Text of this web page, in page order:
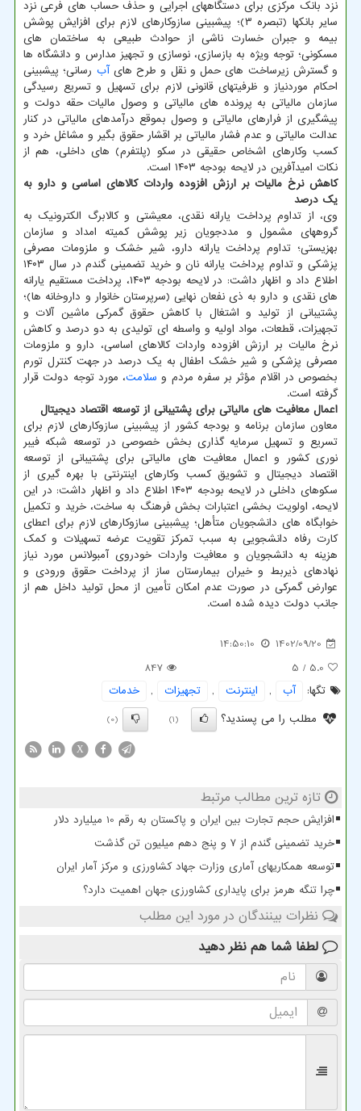
نزد بانک مرکزی برای دستگاههای اجرایی و حذف حساب های فرعی نزد
سایر بانکها (تبصره ۳)؛ پیشبینی سازوکارهای لازم برای افزایش پوشش
بیمه و جبران خسارت ناشی از حوادث طبیعی به ساختمان های
مسکونی؛ توجه ویژه به بازسازی، نوسازی و تجهیز مدارس و دانشگاه ها
و گسترش زیرساخت های حمل و نقل و طرح هایآب رسانی؛ پیشبینی
احکام موردنیاز و ظرفیتهای قانونی لازم برای تسهیل و تسریع رسیدگی
سازمان مالیاتی به پرونده های مالیاتی و وصول مالیات حقه دولت و
پیشگیری از فرارهای مالیاتی و وصول بموقع درآمدهای مالیاتی در کنار
عدالت مالیاتی و عدم فشار مالیاتی بر اقشار حقوق بگیر و مشاغل خرد و
کسب وکارهای اشخاص حقیقی در سکو (پلتفرم) های داخلی، هم از
نکات امیدآفرین در لایحه بودجه ۱۴۰۳ است.
کاهش نرخ مالیات بر ارزش افزوده واردات کالاهای اساسی و دارو به
یک درصد
وی، از تداوم پرداخت یارانه نقدی، معیشتی و کالابرگ الکترونیک به
گروههای مشمول و مددجویان زیر پوشش کمیته امداد و سازمان
بهزیستی؛ تداوم پرداخت یارانه دارو، شیر خشک و ملزومات مصرفی
پزشکی و تداوم پرداخت یارانه نان و خرید تضمینی گندم در سال ۱۴۰۳
اطلاع داد و اظهار داشت: در لایحه بودجه ۱۴۰۳، پرداخت مستقیم یارانه
های نقدی و دارو به ذی نفعان نهایی (سرپرستان خانوار و داروخانه ها)؛
پشتیبانی از تولید و اشتغال با کاهش حقوق گمرکی ماشین آلات و
تجهیزات، قطعات، مواد اولیه و واسطه ای تولیدی به دو درصد و کاهش
نرخ مالیات بر ارزش افزوده واردات کالاهای اساسی، دارو و ملزومات
مصرفی پزشکی و شیر خشک اطفال به یک درصد در جهت کنترل تورم
بخصوص در اقلام مؤثر بر سفره مردم و سلامت، مورد توجه دولت قرار
گرفته است.
اعمال معافیت های مالیاتی برای پشتیبانی از توسعه اقتصاد دیجیتال
معاون سازمان برنامه و بودجه کشور از پیشبینی سازوکارهای لازم برای
تسریع و تسهیل سرمایه گذاری بخش خصوصی در توسعه شبکه فیبر
نوری کشور و اعمال معافیت های مالیاتی برای پشتیبانی از توسعه
اقتصاد دیجیتال و تشویق کسب وکارهای اینترنتی با بهره گیری از
سکوهای داخلی در لایحه بودجه ۱۴۰۳ اطلاع داد و اظهار داشت: در این
لایحه، اولویت بخشی اعتبارات بخش فرهنگ به ساخت، خرید و تکمیل
خوابگاه های دانشجویان متأهل؛ پیشبینی سازوکارهای لازم برای اعطای
کارت رفاه دانشجویی به سبب تمرکز تقویت عرضه تسهیلات و کمک
هزینه به دانشجویان و معافیت واردات خودروی آمبولانس مورد نیاز
نهادهای ذیربط و خیران بیمارستان ساز از پرداخت حقوق ورودی و
عوارض گمرکی در صورت عدم امکان تأمین از محل تولید داخل هم از
جانب دولت دیده شده است.
1402/09/20
14:50:10
5.0
/ 5
847
تگها:
آب , اینترنت , تجهیزات ,
خدمات
مطلب را می پسندید؟
(1)
(0)
X
تازه ترین مطالب مرتبط
افزایش حجم تجارت بین ایران و پاکستان به رقم 10 میلیارد دلار
خرید تضمینی گندم از ۷ و پنج دهم میلیون تن گذشت
توسعه همکاریهای آماری وزارت جهاد کشاورزی و مرکز آمار ایران
چرا تنگه هرمز برای پایداری کشاورزی جهان اهمیت دارد؟
نظرات بینندگان در مورد این مطلب
لطفا شما هم نظر دهید